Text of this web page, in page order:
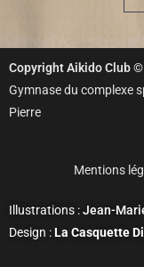
Copyright Aikido Club
Gymnase du complexe
Pierre
Mentions
Illustrations :Jean-
Design :La Casquette